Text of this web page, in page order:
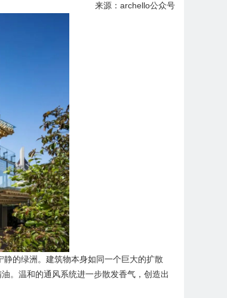
来源：archello公众号
的绿洲。建筑物本身如同一个巨大的扩散
。温和的通风系统进一步散发香气，创造出